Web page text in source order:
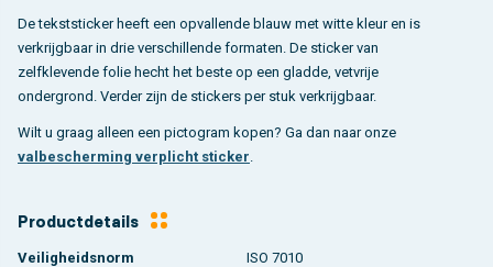
De tekststicker heeft een opvallende blauw met witte kleur en is
verkrijgbaar in drie verschillende formaten. De sticker van
zelfklevende folie hecht het beste op een gladde, vetvrije
ondergrond. Verder zijn de stickers per stuk verkrijgbaar.
Wilt u graag alleen een pictogram kopen? Ga dan naar onze
valbescherming verplicht sticker
Productdetails
Veiligheidsnorm ISO 7010